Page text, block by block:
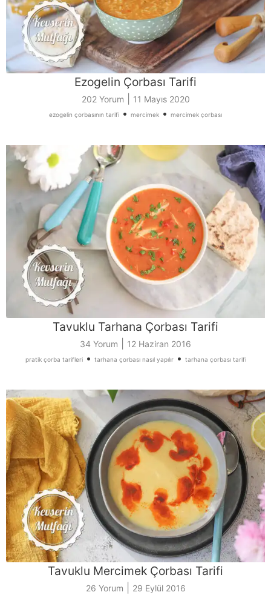
Ezogelin Çorbası Tarifi
202 Yorum 11 Mayıs 2020
ezogelin çorbasının tarifi • mercimek • mercimek çorbası
Tavuklu Tarhana Çorbası Tarifi
34 Yorum 12 Haziran 2016
pratik çorba tarifleri• tarhana çorbası nasıl yapılır• tarhana çorbası tarifi
Tavuklu Mercimek Çorbası Tarifi
26 Yorum 29 Eylül 2016